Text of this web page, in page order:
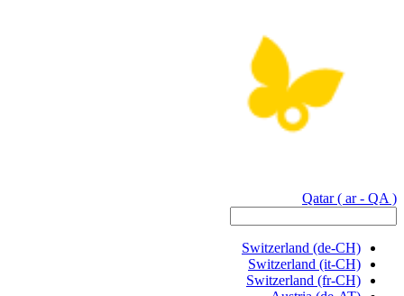
Qatar ( ar - QA )
Switzerland (de-CH)
Switzerland (it-CH)
Switzerland (fr-CH)